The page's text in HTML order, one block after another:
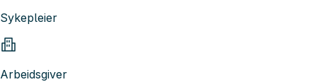
Sykepleier
Arbeidsgiver